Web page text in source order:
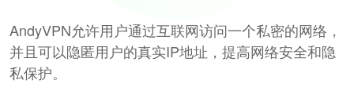
AndyVPN允许用户通过互联网访问一个私密的网络，
并且可以隐匿用户的真实IP地址，提高网络安全和隐
私保护。